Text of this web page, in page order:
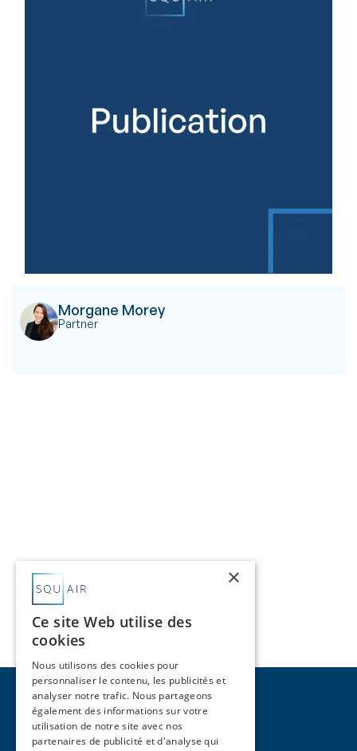
Morgane Morey
Partner
×
Ce site Web utilise des
cookies
Nous utilisons des cookies pour
personnaliser le contenu, les publicités et
analyser notre trafic. Nous partageons
également des informations sur votre
utilisation de notre site avec nos
partenaires de publicité et d'analyse qui